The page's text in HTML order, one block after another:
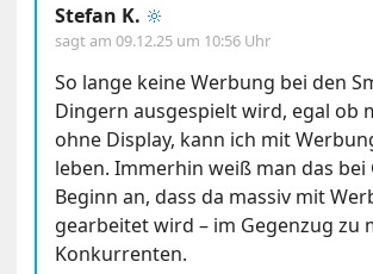
Stefan K. 🔆
sagt am09.12.25 um 10:56 Uhr
So lange keine Werbung bei den
Dingern ausgespielt wird, egal ob
ohne Display, kann ich mit
leben. Immerhin weiß man das bei
Beginn an, dass da massiv mit
gearbeitet wird – im Gegenzug zu
Konkurrenten.